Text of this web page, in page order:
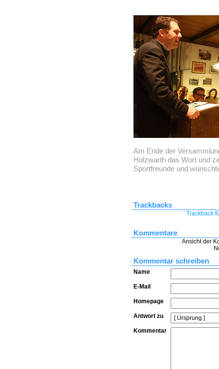
Am Ende der
Holzwarth das Wort und
Sportfreunde und
Trackbacks
Trackback
Kommentare
Ansicht der
Kommentar schreiben
Name
E-Mail
Homepage
Antwort zu
Kommentar